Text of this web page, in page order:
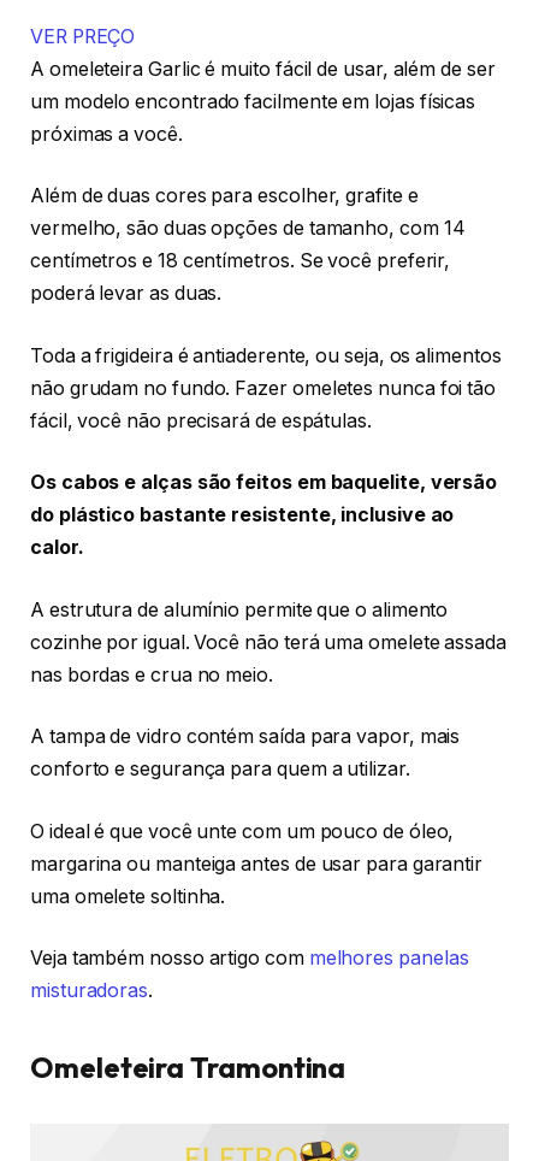
VER PREÇO
A omeleteira Garlic é muito fácil de usar, além de ser
um modelo encontrado facilmente em lojas físicas
próximas a você.
Além de duas cores para escolher, grafite e
vermelho, são duas opções de tamanho, com 14
centímetros e 18 centímetros. Se você preferir,
poderá levar as duas.
Toda a frigideira é antiaderente, ou seja, os alimentos
não grudam no fundo. Fazer omeletes nunca foi tão
fácil, você não precisará de espátulas.
Os cabos e alças são feitos em baquelite, versão
do plástico bastante resistente, inclusive ao
calor.
A estrutura de alumínio permite que o alimento
cozinhe por igual. Você não terá uma omelete assada
nas bordas e crua no meio.
A tampa de vidro contém saída para vapor, mais
conforto e segurança para quem a utilizar.
O ideal é que você unte com um pouco de óleo,
margarina ou manteiga antes de usar para garantir
uma omelete soltinha.
Veja também nosso artigo com melhores panelas
misturadoras.
Omeleteira Tramontina